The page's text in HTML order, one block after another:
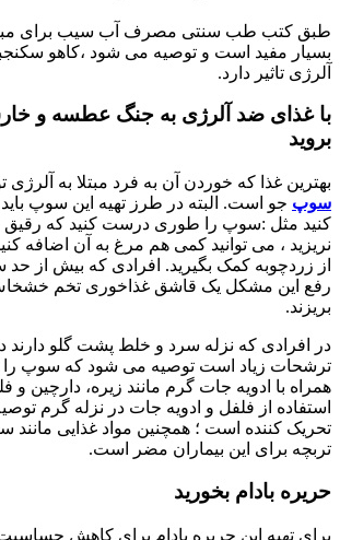
طبق کتب طب سنتی مصرف آب سیب برای
بسیار مفید است و توصیه می شود ،کاهو
آلرژی تاثیر دارد.
با غذای ضد آلرژی به جنگ عطسه و
بروید
بهترین غذا که خوردن آن به فرد مبتلا به
سوپ جو است. البته در طرز تهیه این سوپ
کنید مثل :سوپ را طوری درست کنید که رقیق
نریزید ، می توانید کمی هم مرغ به آن اضافه
از زردچوبه کمک بگیرید. افرادی که بیش از
رفع این مشکل یک قاشق غذاخوری تخم
بریزند.
در افرادی که نزله سرد و خلط پشت گلو دارند
ترشحات زیاد است توصیه می شود که سوپ را
همراه با ادویه جات گرم مانند زیره، دارچین و
استفاده از فلفل و ادویه جات در نزله گرم
تحریک کننده است ؛ همچنین مواد غذایی مانند
تربچه برای این بیماران مضر است.
حریره بادام بخورید